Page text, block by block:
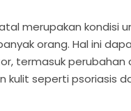
merupakan kondisi
orang. Hal ini
termasuk perubahan
kulit seperti psoriasis